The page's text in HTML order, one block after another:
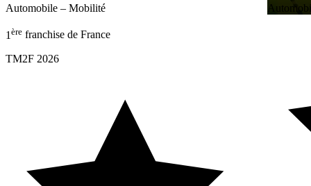
Automobile – Mobilité
1 ère franchise de France
TM2F 2026